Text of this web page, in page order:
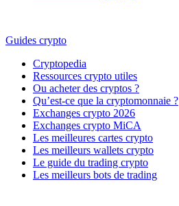
Guides crypto
Cryptopedia
Ressources crypto utiles
Ou acheter des cryptos ?
Qu’est-ce que la cryptomonnaie ?
Exchanges crypto 2026
Exchanges crypto MiCA
Les meilleures cartes crypto
Les meilleurs wallets crypto
Le guide du trading crypto
Les meilleurs bots de trading